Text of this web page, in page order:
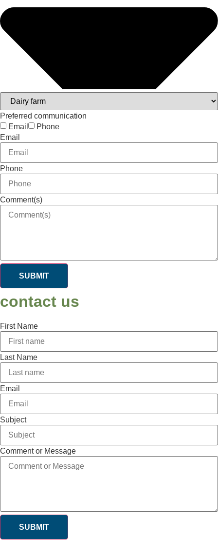
Preferred communication
Email
Phone
Email
Phone
Comment(s)
SUBMIT
contact us
First Name
Last Name
Email
Subject
Comment or Message
SUBMIT